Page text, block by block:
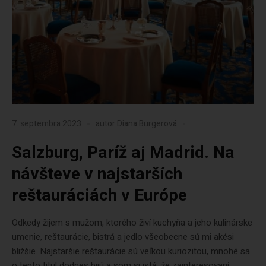
7. septembra 2023 autor Diana Burgerová
Salzburg, Paríž aj Madrid. Na
návšteve v najstarších
reštauráciách v Európe
Odkedy žijem s mužom, ktorého živí kuchyňa a jeho kulinárske
umenie, reštaurácie, bistrá a jedlo všeobecne sú mi akési
bližšie. Najstaršie reštaurácie sú veľkou kuriozitou, mnohé sa